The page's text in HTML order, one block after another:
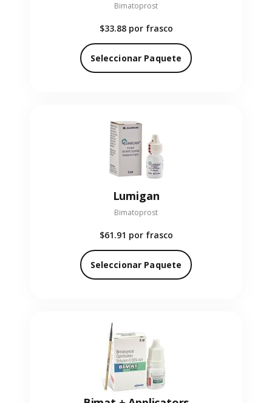
Bimatoprost
$33.88 por frasco
Seleccionar Paquete
Lumigan
Bimatoprost
$61.91 por frasco
Seleccionar Paquete